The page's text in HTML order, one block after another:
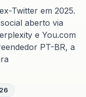
Twitter em 2025.
aberto via
e You.com
PT-BR, a